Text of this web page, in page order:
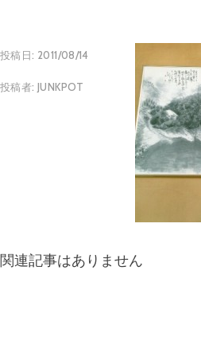
投稿日: 2011/08/14
投稿者: JUNKPOT
関連記事はありません